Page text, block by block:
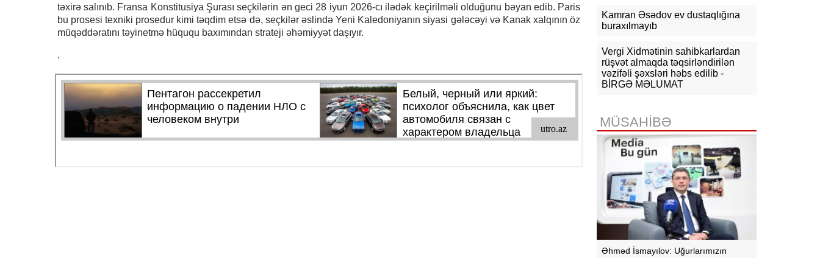
təxirə salınıb. Fransa Konstitusiya Şurası seçkilərin ən geci 28 iyun 2026-cı ilədək keçirilməli olduğunu bəyan edib. Paris
bu prosesi texniki prosedur kimi təqdim etsə də, seçkilər əslində Yeni Kaledoniyanın siyasi gələcəyi və Kanak xalqının öz
müqəddəratını təyinetmə hüququ baxımından strateji əhəmiyyət daşıyır.
.
vaxtlarda TRIPP layihəsinin praktiki
icrasına başlayacağıq
10:15 Paşinyan: Ermənistanla
Azərbaycan arasında münaqişə
səhifəsi bağlanıb, sülh bərqərar
olub
Kamran Əsədov ev dustaqlığına
buraxılmayıb
Vergi Xidmətinin sahibkarlardan
rüşvət almaqda təqsirləndirilən
vəzifəli şəxsləri həbs edilib -
BİRGƏ MƏLUMAT
MÜSAHİBƏ
Əhməd İsmayılov: Uğurlarımızın